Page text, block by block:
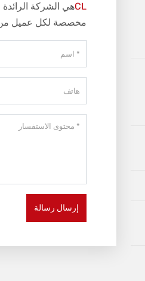
CLهي الشركة
مخصصة لكل عميل من
إرسال رسالة